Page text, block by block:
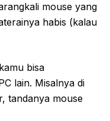
mouse yang
habis (kalau
bisa
lain. Misalnya di
tandanya mouse